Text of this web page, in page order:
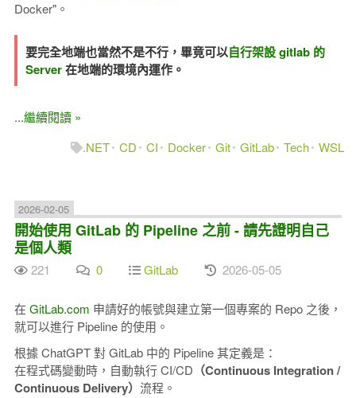
Docker"。
要完全地端也當然不是不行，畢竟可以自行架設 gitlab 的
Server在地端的環境內運作。
...繼續閱讀 »
.NET CD CI Docker Git GitLab Tech WSL
2026-02-05
開始使用 GitLab 的 Pipeline 之前 - 請先證明自己
是個人類
221 0 GitLab 2026-05-05
在 GitLab.com 申請好的帳號與建立第一個專案的 Repo 之後，
就可以進行 Pipeline 的使用。
根據 ChatGPT 對 GitLab 中的 Pipeline 其定義是：
在程式碼變動時，自動執行 CI/CD （Continuous Integration /
Continuous Delivery） 流程。